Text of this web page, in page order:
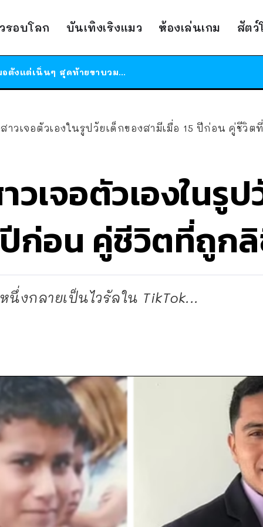
รอบโลก บันเทิงเริงแมว ห้องเล่นเกม สัตว์
ร้านอาหารในนิวยอร์กประกาศปิดตัวลง หลังอยู่มานานกว่า 45 ปี ติดป้ายขอบคุณลูกค้าทุกคน แถมสูตรทำไวท์ซอสให้แบบจัดเต็ม
ได้เวลาเด็กหนวดรวมตัว RF Online Next เปิดให้เล่นแล้ว เกม Sci-Fi MMORPG ระดับตำนาน เล่นได้ทั้งมือถือและ PC
สาวเจอตัวเองในรูปวัยเด็กของสามีเมื่อ 15 ปีก่อน คู่ชีวิ
วเจอตัวเองในรู
ปีก่อน คู่ชีวิตที่ถูก
นึ่งกลายเป็นไวรัลใน TikTok...